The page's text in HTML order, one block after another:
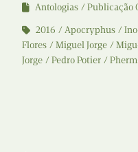
Antologias
Publicação
2016
Apocryphus
Flores
Miguel Jorge
Jorge
Pedro Potier